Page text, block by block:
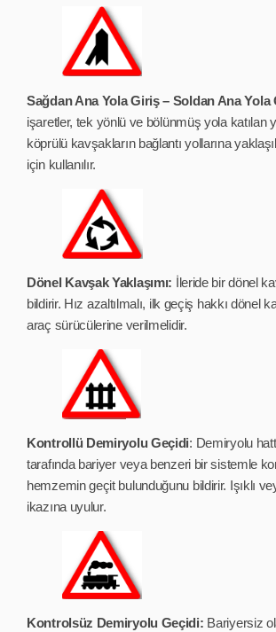
Sağdan Ana Yola Giriş – Soldan Ana Yola
işaretler, tek yönlü ve bölünmüş yola katılan
köprülü kavşakların bağlantı yollarına
için kullanılır.
Dönel Kavşak Yaklaşımı: İleride bir dönel
bildirir. Hız azaltılmalı, ilk geçiş hakkı dönel
araç sürücülerine verilmelidir.
Kontrollü Demiryolu Geçidi: Demiryolu
tarafında bariyer veya benzeri bir sistemle
hemzemin geçit bulunduğunu bildirir. Işıklı
ikazına uyulur.
Kontrolsüz Demiryolu Geçidi: Bariyersiz